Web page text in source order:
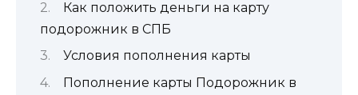
Как положить деньги на карту
подорожник в СПБ
Условия пополнения карты
Пополнение карты Подорожник в